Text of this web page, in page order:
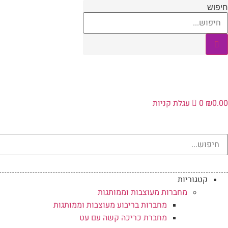
דלג
לתוכן
חיפוש
₪0.00
0 עגלת קניות
קטגוריות
מחברות מעוצבות וממותגות
מחברות בריבוע מעוצבות וממותגות
מחברת כריכה קשה עם עט